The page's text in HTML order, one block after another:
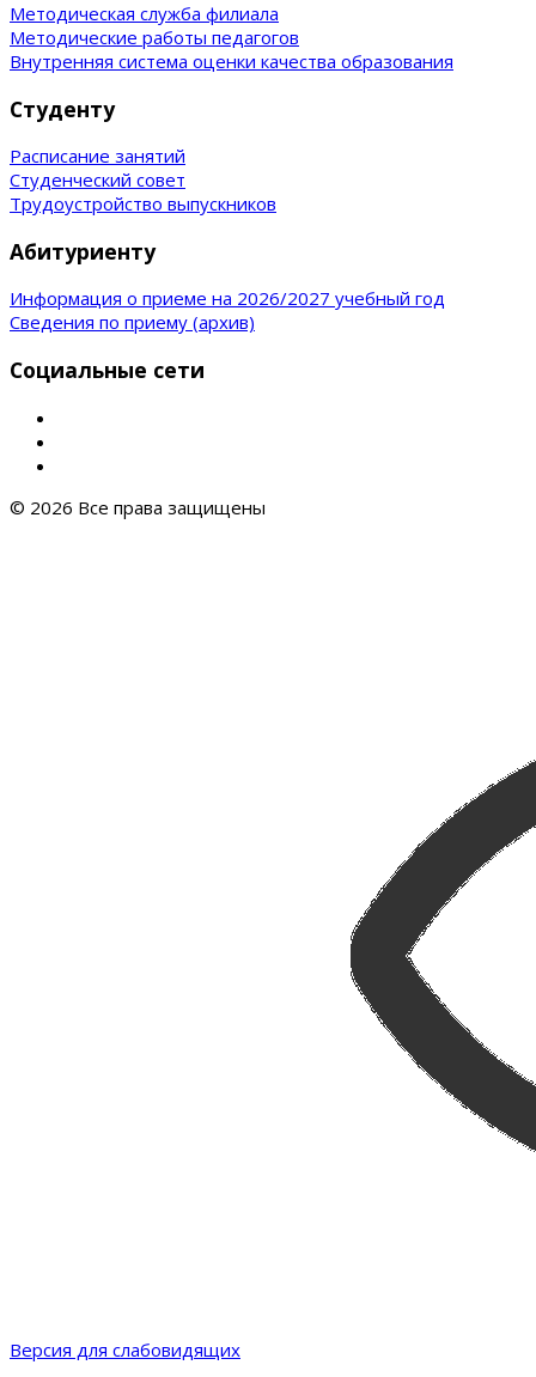
Методическая служба филиала
Методические работы педагогов
Внутренняя система оценки качества образования
Студенту
Расписание занятий
Студенческий совет
Трудоустройство выпускников
Абитуриенту
Информация о приеме на 2026/2027 учебный год
Сведения по приему (архив)
Социальные сети
© 2026 Все права защищены
Версия для слабовидящих